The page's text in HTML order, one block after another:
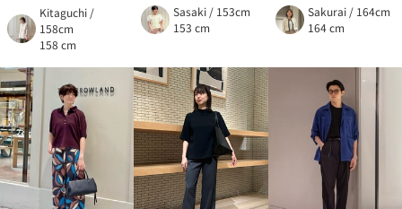
Kitaguchi /
158cm
158 cm
Sasaki / 153cm
153 cm
Sakurai / 164cm
164 cm